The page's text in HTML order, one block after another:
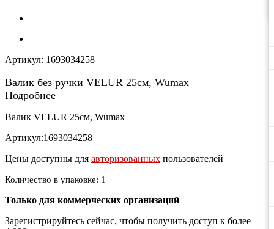
Артикул: 1693034258
Валик без ручки VELUR 25см, Wumax
Подробнее
Валик VELUR 25см, Wumax
Артикул:1693034258
Цены доступны для авторизованных пользователей
Количество в упаковке: 1
Только для коммерческих организаций
Зарегистрируйтесь сейчас, чтобы получить доступ к более